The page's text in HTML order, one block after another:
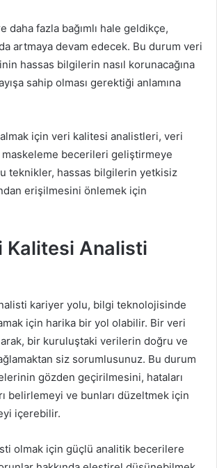
daha fazla bağımlı hale geldikçe,
artmaya devam edecek. Bu durum veri
hassas bilgilerin nasıl korunacağına
sahip olması gerektiği anlamına
için veri kalitesi analistleri, veri
becerileri geliştirmeye
teknikler, hassas bilgilerin yetkisiz
erişilmesini önlemek için
Kalitesi Analisti
kariyer yolu, bilgi teknolojisinde
için harika bir yol olabilir. Bir veri
bir kuruluştaki verilerin doğru ve
siz sorumlusunuz. Bu durum
gözden geçirilmesini, hataları
belirlemeyi ve bunları düzeltmek için
içerebilir.
olmak için güçlü analitik becerilere